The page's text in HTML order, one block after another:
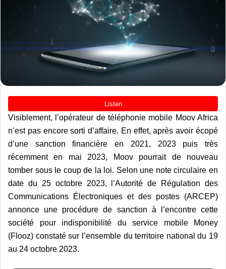
Visiblement, l’opérateur de téléphonie mobile Moov Africa
n’est pas encore sorti d’affaire. En effet, après avoir écopé
d’une sanction financière en 2021, 2023 puis très
récemment en mai 2023, Moov pourrait de nouveau
tomber sous le coup de la loi. Selon une note circulaire en
date du 25 octobre 2023, l’Autorité de Régulation des
Communications Électroniques et des postes (ARCEP)
annonce une procédure de sanction à l’encontre cette
société pour indisponibilité du service mobile Money
(Flooz) constaté sur l’ensemble du territoire national du 19
au 24 octobre 2023.